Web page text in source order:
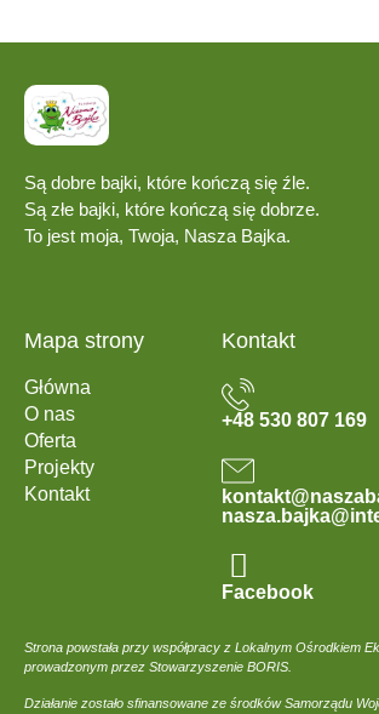
Są dobre bajki, które kończą się źle.
Są złe bajki, które kończą się dobrze.
To jest moja, Twoja, Nasza Bajka.
Mapa strony
Główna
O nas
Oferta
Projekty
Kontakt
Kontakt
+48 530 807 169
Facebook
Strona powstała przy współpracy z Lokalnym Ośrodkiem
prowadzonym przez Stowarzyszenie BORIS.
Działanie zostało sfinansowane ze środków Samorządu